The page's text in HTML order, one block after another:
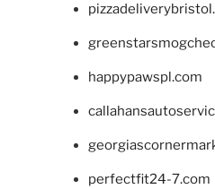
happypawspl.com
perfectfit24-7.com